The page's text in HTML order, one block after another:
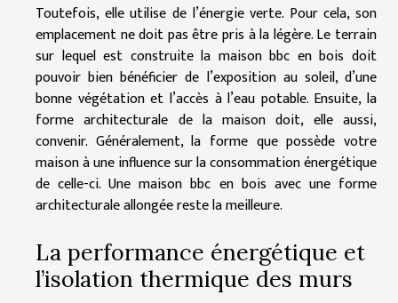
Toutefois, elle utilise de l’énergie verte. Pour cela, son
emplacement ne doit pas être pris à la légère. Le terrain
sur lequel est construite la maison bbc en bois doit
pouvoir bien bénéficier de l’exposition au soleil, d’une
bonne végétation et l’accès à l’eau potable. Ensuite, la
forme architecturale de la maison doit, elle aussi,
convenir. Généralement, la forme que possède votre
maison à une influence sur la consommation énergétique
de celle-ci. Une maison bbc en bois avec une forme
architecturale allongée reste la meilleure.
La performance énergétique et
l’isolation thermique des murs